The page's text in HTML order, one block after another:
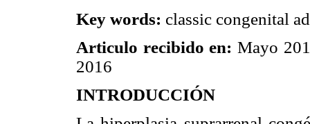
Key words: classic congenital
Articulo recibido en: Mayo
2016
INTRODUCCIÓN